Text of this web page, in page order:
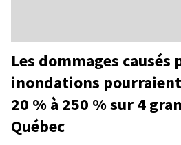
Les dommages causés
inondations
20 % à 250 % sur 4
Québec